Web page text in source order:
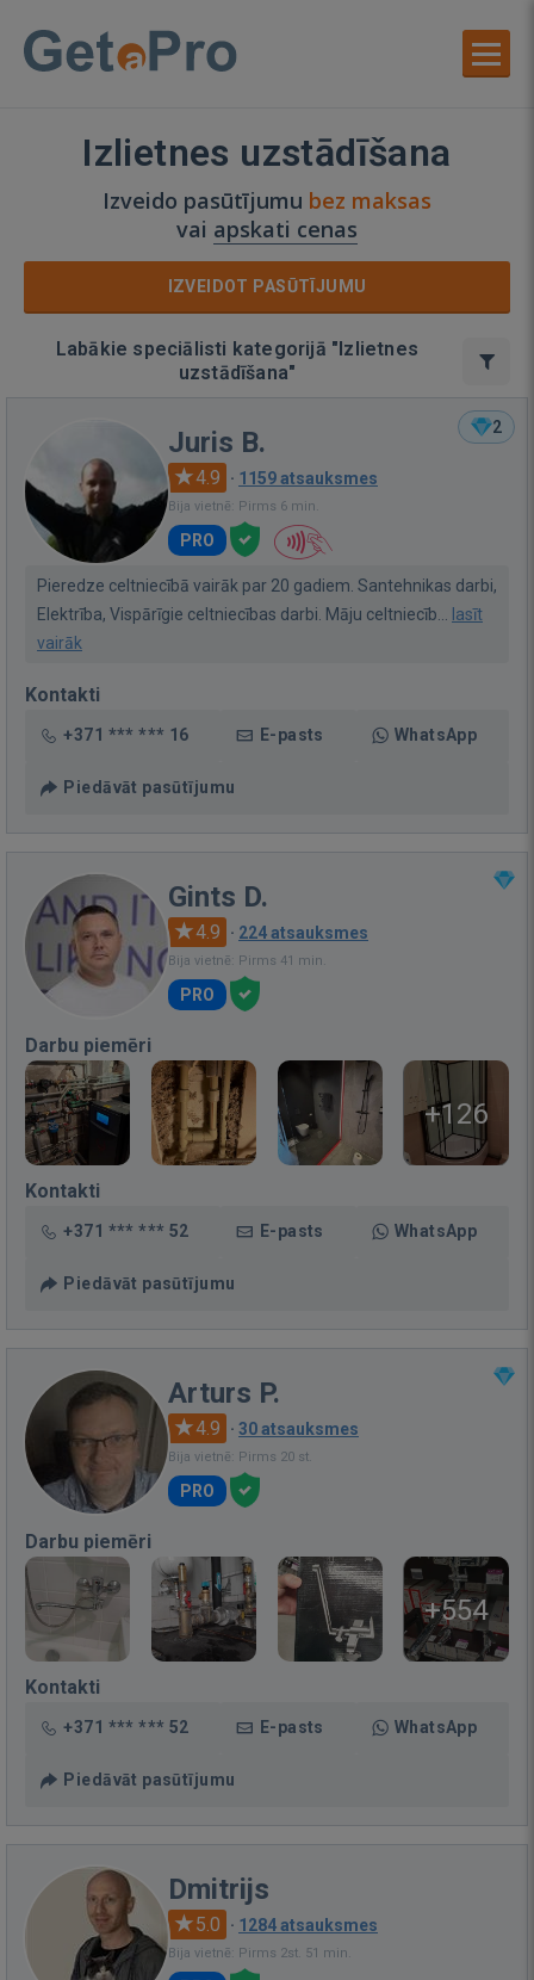
Izlietnes uzstādīšana
Izveido pasūtījumu bez maksas
vai apskati cenas
IZVEIDOT PASŪTĪJUMU
Labākie speciālisti kategorijā "Izlietnes
uzstādīšana"
2
Juris B.
4.9 · 1159 atsauksmes
Bija vietnē: Pirms 6 min.
PRO
Pieredze celtniecībā vairāk par 20 gadiem. Santehnikas darbi,
Elektrība, Vispārīgie celtniecības darbi. Māju celtniecīb...
lasīt
vairāk
Kontakti
+371 *** *** 16 E-pasts WhatsApp
Piedāvāt pasūtījumu
Gints D.
4.9 · 224 atsauksmes
Bija vietnē: Pirms 41 min.
PRO
Darbu piemēri
+126
Kontakti
+371 *** *** 52 E-pasts WhatsApp
Piedāvāt pasūtījumu
Arturs P.
4.9 · 30 atsauksmes
Bija vietnē: Pirms 20 st.
PRO
Darbu piemēri
+554
Kontakti
+371 *** *** 52 E-pasts WhatsApp
Piedāvāt pasūtījumu
Dmitrijs
5.0 · 1284 atsauksmes
Bija vietnē: Pirms 2st. 51 min.